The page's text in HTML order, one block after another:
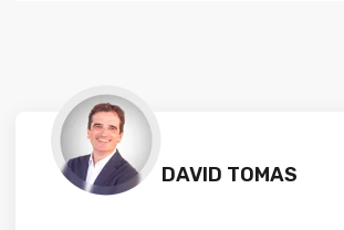
DAVID TOMAS